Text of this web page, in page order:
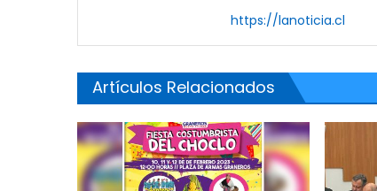
https://lanoticia.cl
Artículos Relacionados